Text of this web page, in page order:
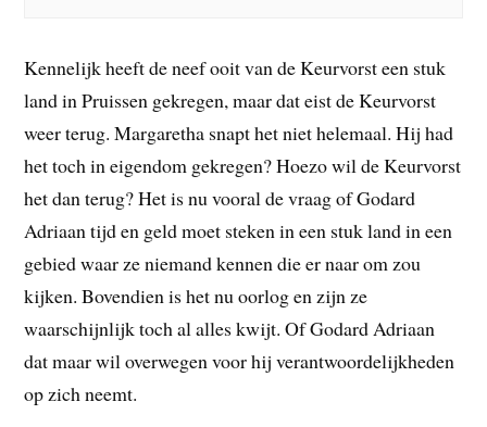
Kennelijk heeft de neef ooit van de Keurvorst een stuk
land in Pruissen gekregen, maar dat eist de Keurvorst
weer terug. Margaretha snapt het niet helemaal. Hij had
het toch in eigendom gekregen? Hoezo wil de Keurvorst
het dan terug? Het is nu vooral de vraag of Godard
Adriaan tijd en geld moet steken in een stuk land in een
gebied waar ze niemand kennen die er naar om zou
kijken. Bovendien is het nu oorlog en zijn ze
waarschijnlijk toch al alles kwijt. Of Godard Adriaan
dat maar wil overwegen voor hij verantwoordelijkheden
op zich neemt.